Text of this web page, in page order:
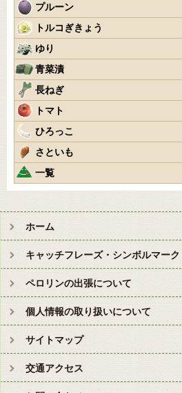
プルーン
トルコぎきょう
ゆり
青菜漬
長ねぎ
トマト
ひろっこ
さといも
一覧
ホーム
キャッチフレーズ・シンボルマーク
ペロリンの出張について
個人情報の取り扱いについて
サイトマップ
交通アクセス